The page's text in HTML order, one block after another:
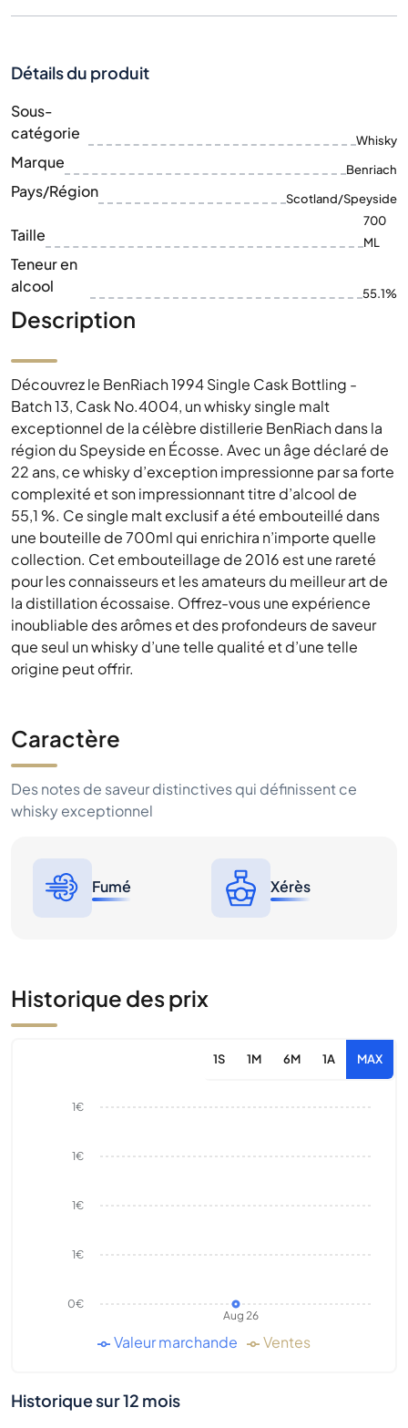
Détails du produit
Sous-
catégorie
Whisky
Marque Benriach
Pays/Région Scotland/Speyside
Taille
700
ML
Teneur en
alcool
55.1%
Description
Découvrez le BenRiach 1994 Single Cask Bottling -
Batch 13, Cask No.4004, un whisky single malt
exceptionnel de la célèbre distillerie BenRiach dans la
région du Speyside en Écosse. Avec un âge déclaré de
22 ans, ce whisky d’exception impressionne par sa forte
complexité et son impressionnant titre d’alcool de
55,1 %. Ce single malt exclusif a été embouteillé dans
une bouteille de 700ml qui enrichira n’importe quelle
collection. Cet embouteillage de 2016 est une rareté
pour les connaisseurs et les amateurs du meilleur art de
la distillation écossaise. Offrez-vous une expérience
inoubliable des arômes et des profondeurs de saveur
que seul un whisky d’une telle qualité et d’une telle
origine peut offrir.
Caractère
Des notes de saveur distinctives qui définissent ce
whisky exceptionnel
Fumé Xérès
Historique des prix
1S 1M 6M 1A MAX
Aug 26
0€
1€
1€
1€
1€
Valeur marchande Ventes
Historique sur 12 mois